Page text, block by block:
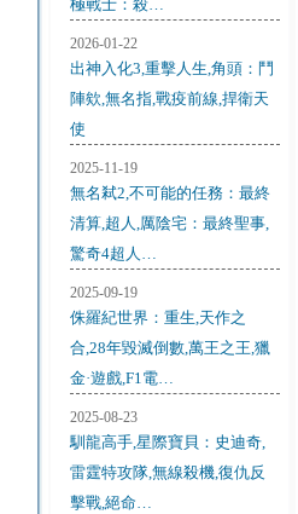
極戰士：殺…
2026-01-22
出神入化3,重擊人生,角頭：鬥
陣欸,無名指,戰疫前線,捍衛天
使
2025-11-19
無名弒2,不可能的任務：最終
清算,超人,厲陰宅：最終聖事,
驚奇4超人…
2025-09-19
侏羅紀世界：重生,天作之
合,28年毀滅倒數,萬王之王,獵
金·遊戲,F1電…
2025-08-23
馴龍高手,星際寶貝：史迪奇,
雷霆特攻隊,無線殺機,復仇反
擊戰,絕命…